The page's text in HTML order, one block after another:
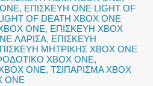
, ΕΠΙΣΚΕΥΗ ONE LIGHT OF
OF DEATH XBOX ONE
ONE, ΕΠΙΣΚΕΥΗ XBOX
ΛΑΡΙΣΑ, ΕΠΙΣΚΕΥΗ
ΜΗΤΡΙΚΗΣ XBOX ONE
XBOX ONE,
ONE,ΤΣΙΠΑΡΙΣΜΑ XBOX
ONE